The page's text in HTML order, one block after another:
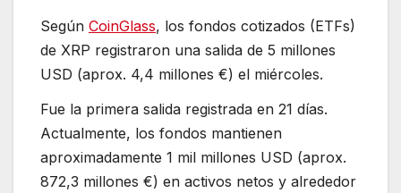
Según CoinGlass, los fondos cotizados (ETFs)
de XRP registraron una salida de 5 millones
USD (aprox. 4,4 millones €) el miércoles.
Fue la primera salida registrada en 21 días.
Actualmente, los fondos mantienen
aproximadamente 1 mil millones USD (aprox.
872,3 millones €) en activos netos y alrededor